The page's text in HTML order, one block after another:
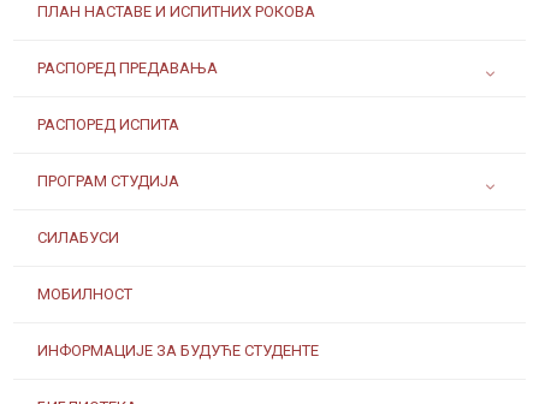
ПЛАН НАСТАВЕ И ИСПИТНИХ РОКОВА
РАСПОРЕД ПРЕДАВАЊА
РАСПОРЕД ИСПИТА
ПРОГРАМ СТУДИЈА
СИЛАБУСИ
МОБИЛНОСТ
ИНФОРМАЦИЈЕ ЗА БУДУЋЕ СТУДЕНТЕ